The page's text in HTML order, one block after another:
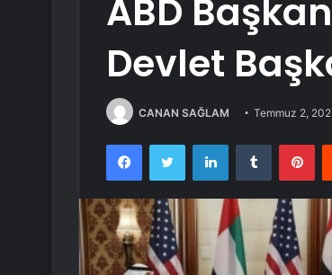
ABD
Devlet
CANAN SAĞLAM Temmuz 2,
FacebookTwitter LinkedInTumblr